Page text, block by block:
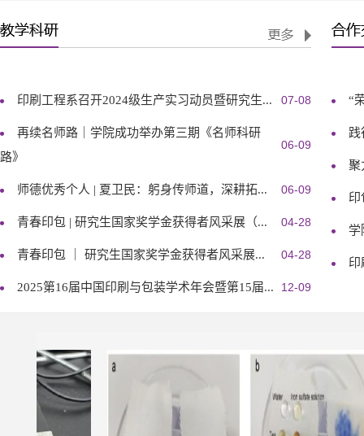
印刷工程系召开2024级生产实习动员暨研究生... 07-08
再续名师路｜学院成功举办第三期《名师科研
路》
06-09
师德优秀个人 | 夏卫民：躬身传师道，深耕拓... 06-09
青春印包 | 研究生国家奖学金获得者风采展（... 04-28
青春印包 ｜ 研究生国家奖学金获得者风采展... 04-28
2025第16届中国印刷与包装学术年会暨第15届... 12-09
“
践
聚
印
学
印